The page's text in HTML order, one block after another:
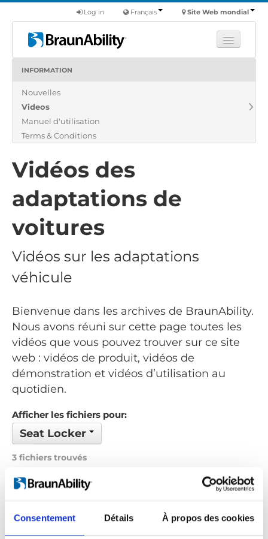
Consentement Détails À propos des cookies
Site Web mondial
Français
Log in
Produits
Nous
Trouver un revendeur
INFORMATION
Nouvelles
Videos
Manuel d'utilisation
Terms & Conditions
Vidéos des
adaptations de
voitures
Vidéos sur les adaptations
véhicule
Bienvenue dans les archives de BraunAbility.
Nous avons réuni sur cette page toutes les
vidéos que vous pouvez trouver sur ce site
web : vidéos de produit, vidéos de
démonstration et vidéos d’utilisation au
quotidien.
Afficher les fichiers pour:
Seat Locker
3 fichiers trouvés
Commandé par: Date
Précédent Suivant